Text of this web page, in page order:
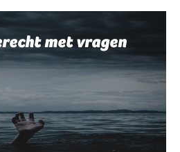
met vragen